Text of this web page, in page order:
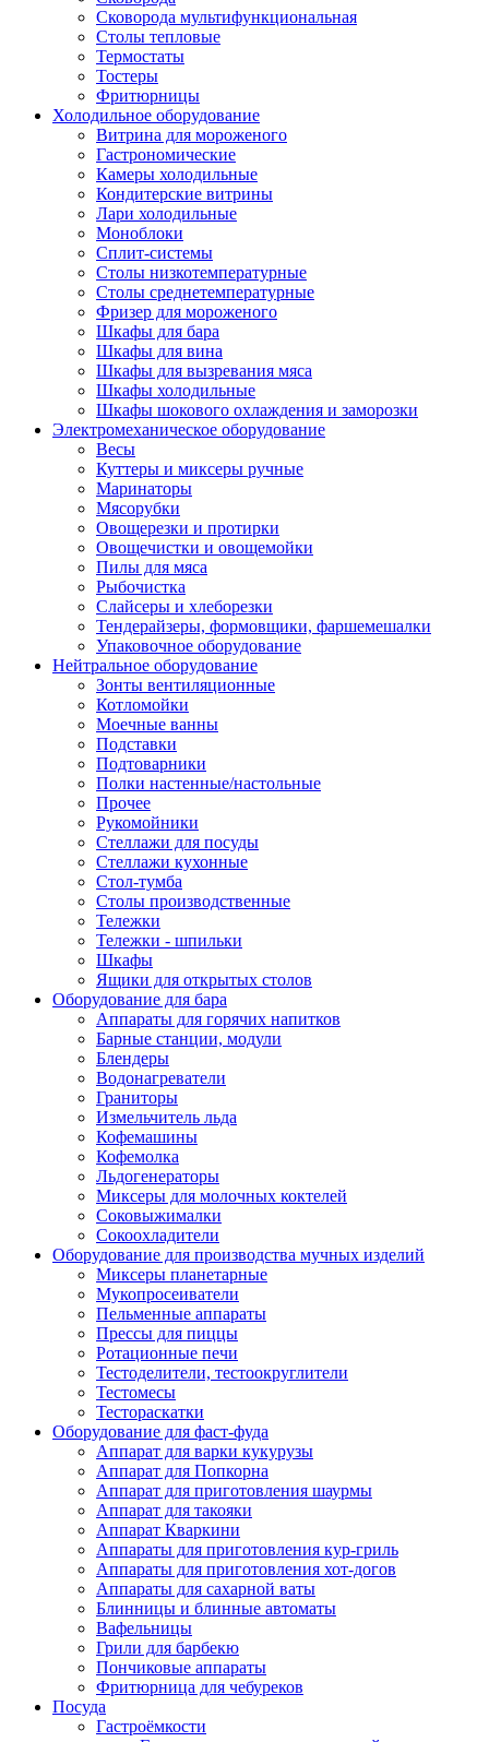
Сковорода мультифункциональная
Столы тепловые
Термостаты
Тостеры
Фритюрницы
Холодильное оборудование
Витрина для мороженого
Гастрономические
Камеры холодильные
Кондитерские витрины
Лари холодильные
Моноблоки
Сплит-системы
Столы низкотемпературные
Столы среднетемпературные
Фризер для мороженого
Шкафы для бара
Шкафы для вина
Шкафы для вызревания мяса
Шкафы холодильные
Шкафы шокового охлаждения и заморозки
Электромеханическое оборудование
Весы
Куттеры и миксеры ручные
Маринаторы
Мясорубки
Овощерезки и протирки
Овощечистки и овощемойки
Пилы для мяса
Рыбочистка
Слайсеры и хлеборезки
Тендерайзеры, формовщики, фаршемешалки
Упаковочное оборудование
Нейтральное оборудование
Зонты вентиляционные
Котломойки
Моечные ванны
Подставки
Подтоварники
Полки настенные/настольные
Прочее
Рукомойники
Стеллажи для посуды
Стеллажи кухонные
Стол-тумба
Столы производственные
Тележки
Тележки - шпильки
Шкафы
Ящики для открытых столов
Оборудование для бара
Аппараты для горячих напитков
Барные станции, модули
Блендеры
Водонагреватели
Граниторы
Измельчитель льда
Кофемашины
Кофемолка
Льдогенераторы
Миксеры для молочных коктелей
Соковыжималки
Сокоохладители
Оборудование для производства мучных изделий
Миксеры планетарные
Мукопросеиватели
Пельменные аппараты
Прессы для пиццы
Ротационные печи
Тестоделители, тестоокруглители
Тестомесы
Тестораскатки
Оборудование для фаст-фуда
Аппарат для варки кукурузы
Аппарат для Попкорна
Аппарат для приготовления шаурмы
Аппарат для такояки
Аппарат Кваркини
Аппараты для приготовления кур-гриль
Аппараты для приготовления хот-догов
Аппараты для сахарной ваты
Блинницы и блинные автоматы
Вафельницы
Грили для барбекю
Пончиковые аппараты
Фритюрница для чебуреков
Посуда
Гастроёмкости